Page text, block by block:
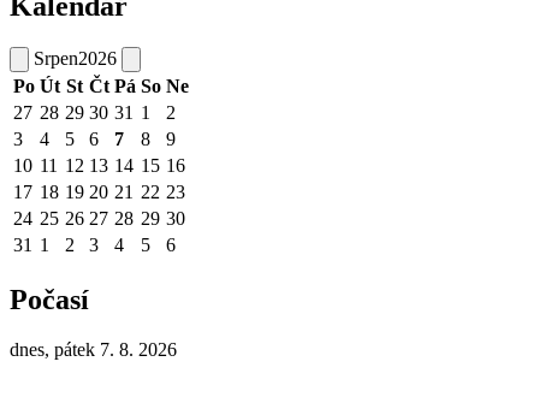
Srpen2026
Po Út St Čt Pá So Ne
27 28 29 30 31 1
2
3
4 5 6 7 8
9
10 11 12 13 14 15 16
17 18 19 20 21 22 23
24 25 26 27 28 29 30
31 1 2 3 4 5 6
Počasí
dnes, pátek 7. 8. 2026